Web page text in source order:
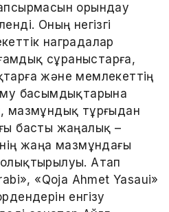
орындау
Оның негізгі
наградалар
сұраныстарға,
және мемлекеттің
басымдықтарына
мазмұндық тұрғыдан
басты жаңалық –
жаңа мазмұндағы
Атап
«Qoja Ahmet Yasaui»
енгізу